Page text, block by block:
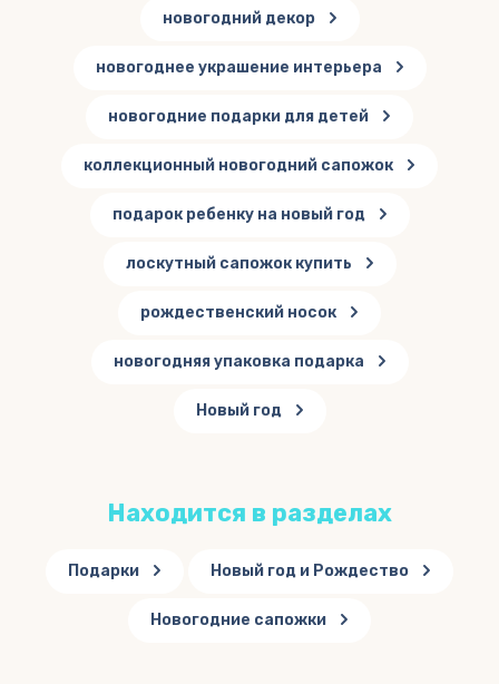
новогодний декор
новогоднее украшение интерьера
новогодние подарки для детей
коллекционный новогодний сапожок
подарок ребенку на новый год
лоскутный сапожок купить
рождественский носок
новогодняя упаковка подарка
Новый год
Находится в разделах
Подарки Новый год и Рождество
Новогодние сапожки